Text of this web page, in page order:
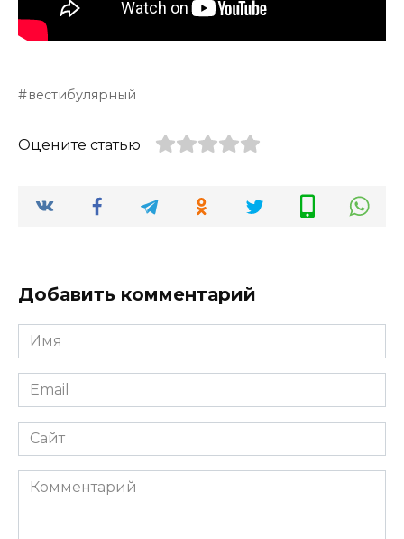
вестибулярный
Оцените статью
Добавить комментарий
Имя
*
Email
*
Сайт
Комментарий